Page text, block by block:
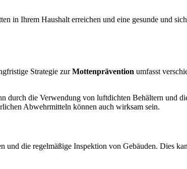
in Ihrem Haushalt erreichen und eine gesunde und
Strategie zurMottenprävention umfasst
durch die Verwendung von luftdichten Behältern und
Abwehrmitteln können auch wirksam sein.
die regelmäßige Inspektion von Gebäuden. Dies